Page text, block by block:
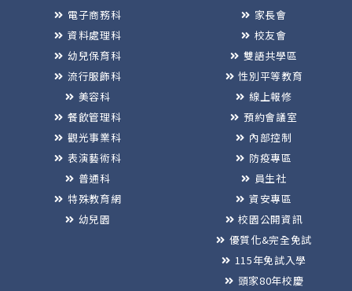
電子商務科
資料處理科
幼兒保育科
流行服飾科
美容科
餐飲管理科
觀光事業科
表演藝術科
普通科
特殊教育網
幼兒園
家長會
校友會
雙語共學區
性別平等教育
線上報修
預約會議室
內部控制
防疫專區
員生社
資安專區
校園公開資訊
優質化&完全免試
115年免試入學
頭家80年校慶